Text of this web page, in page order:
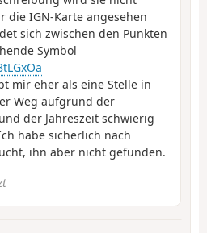
die IGN-Karte angesehen
sich zwischen den Punkten
Symbol
mir eher als eine Stelle in
Weg aufgrund der
der Jahreszeit schwierig
habe sicherlich nach
ihn aber nicht gefunden.